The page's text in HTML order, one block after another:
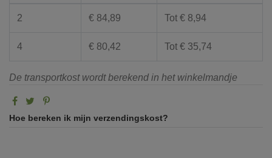
2 € 84,89 Tot € 8,94
4 € 80,42 Tot € 35,74
De transportkost wordt berekend in het winkelmandje
Hoe bereken ik mijn verzendingskost?